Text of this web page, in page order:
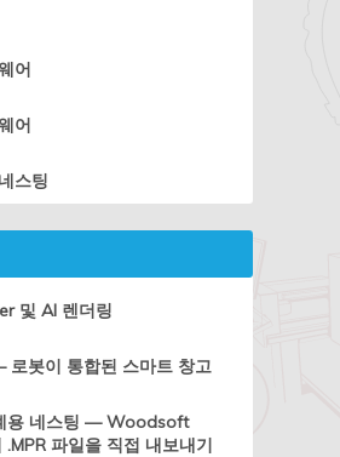
어
어
스팅
및 AI 렌더링
로봇이 통합된 스마트 창고
용 네스팅 — Woodsoft
파일을 직접 내보내기